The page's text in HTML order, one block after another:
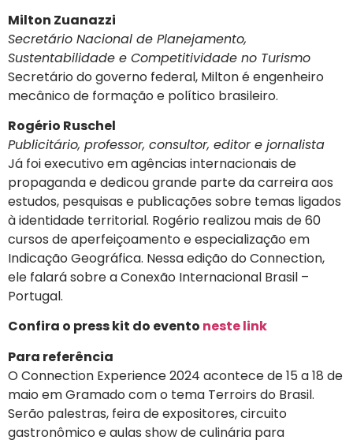
Milton Zuanazzi
Secretário Nacional de Planejamento,
Sustentabilidade e Competitividade no Turismo
Secretário do governo federal, Milton é engenheiro
mecânico de formação e político brasileiro.
Rogério Ruschel
Publicitário, professor, consultor, editor e jornalista
Já foi executivo em agências internacionais de
propaganda e dedicou grande parte da carreira aos
estudos, pesquisas e publicações sobre temas ligados
à identidade territorial. Rogério realizou mais de 60
cursos de aperfeiçoamento e especialização em
Indicação Geográfica. Nessa edição do Connection,
ele falará sobre a Conexão Internacional Brasil –
Portugal.
Confira o press kit do evento neste link
Para referência
O Connection Experience 2024 acontece de 15 a 18 de
maio em Gramado com o tema Terroirs do Brasil.
Serão palestras, feira de expositores, circuito
gastronômico e aulas show de culinária para